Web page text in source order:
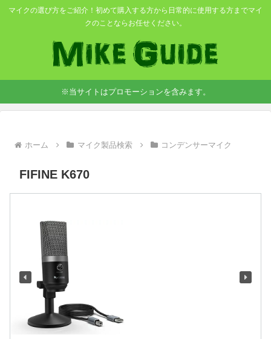
マイクの選び方をご紹介！初めて購入する方から日常的に使用する方までマイ
クのことならお任せください。
※当サイトはプロモーションを含みます。
ホーム マイク製品検索 コンデンサーマイク
FIFINE K670